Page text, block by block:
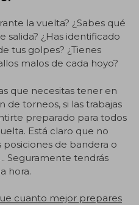
la vuelta? ¿Sabes qué
salida? ¿Has identificado
tus golpes? ¿Tienes
malos de cada hoyo?
que necesitas tener en
torneos, si las trabajas
preparado para todos
Está claro que no
de bandera o
Seguramente tendrás
hora.
cuanto mejor prepares